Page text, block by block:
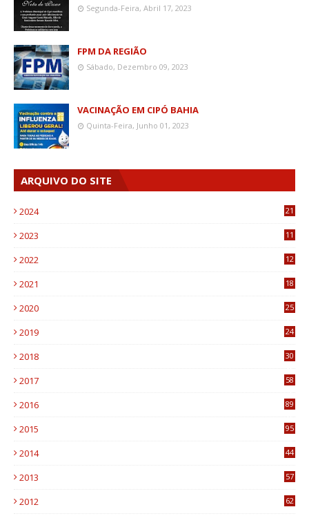
Segunda-Feira, Abril 17, 2023
FPM DA REGIÃO
Sábado, Dezembro 09, 2023
VACINAÇÃO EM CIPÓ BAHIA
Quinta-Feira, Junho 01, 2023
ARQUIVO DO SITE
2024 21
2023
11
2022
12
2021
18
2020
25
2019
24
2018
30
2017
58
2016
89
2015
95
2014
44
2013
57
2012
62